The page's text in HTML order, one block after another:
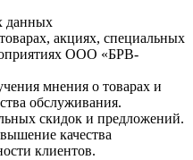
данных
акциях, специальных
ООО «БРВ-
мнения о товарах и
обслуживания.
скидок и предложений.
качества
клиентов.